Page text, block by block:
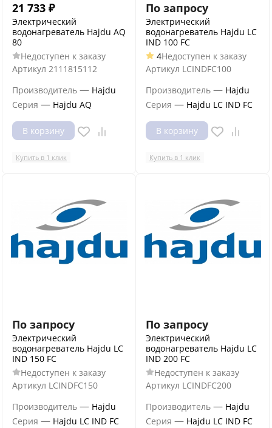
21 733 ₽
Электрический
водонагреватель Hajdu AQ
80
Недоступен к заказу
Артикул 2111815112
Производитель — Hajdu
Серия — Hajdu AQ
В корзину
Купить в 1 клик
По запросу
Электрический
водонагреватель Hajdu LC
IND 100 FC
4Недоступен к заказу
Артикул LCINDFC100
Производитель — Hajdu
Серия — Hajdu LC IND FC
В корзину
Купить в 1 клик
По запросу
Электрический
водонагреватель Hajdu LC
IND 150 FC
Недоступен к заказу
Артикул LCINDFC150
Производитель — Hajdu
Серия — Hajdu LC IND FC
По запросу
Электрический
водонагреватель Hajdu LC
IND 200 FC
Недоступен к заказу
Артикул LCINDFC200
Производитель — Hajdu
Серия — Hajdu LC IND FC